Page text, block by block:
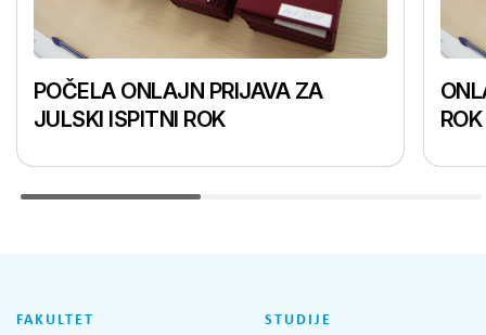
POČELA ONLAJN PRIJAVA ZA
JULSKI ISPITNI ROK
FAKULTET STUDIJE